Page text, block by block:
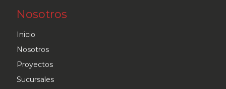
Nosotros
Inicio
Nosotros
Proyectos
Sucursales